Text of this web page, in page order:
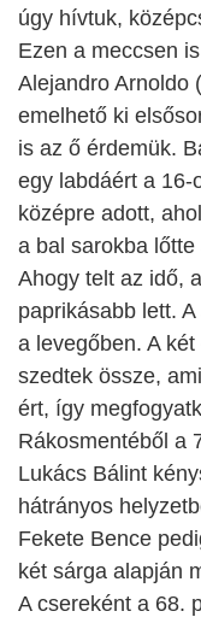
úgy hívtuk,
Ezen a meccsen
Alejandro Arnoldo
emelhető ki
is az ő érdemük.
egy labdáért a 16-
középre adott,
a bal sarokba lőtte
Ahogy telt az idő,
paprikásabb lett.
a levegőben. A
szedtek össze,
ért, így
Rákosmentéből a
Lukács Bálint
hátrányos
Fekete Bence
két sárga alapján
A csereként a 68.